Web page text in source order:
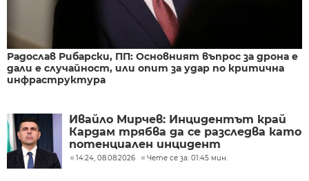
Радослав Рибарски, ПП: Основният въпрос за дрона е
дали е случайност, или опит за удар по критична
инфраструктура
Ивайло Мирчев: Инцидентът край
Кардам трябва да се разследва като
потенциален инцидент
14:24, 08.08.2026 Чете се за: 01:45 мин.